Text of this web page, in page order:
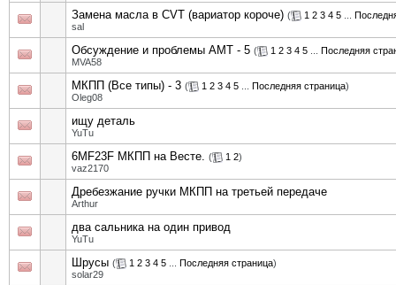
Замена масла в CVT (вариатор короче) ( 1 2 3 4 5
sal
Обсуждение и проблемы АМТ - 5 ( 1 2 3 4 5
Последняя
MVA58
МКПП (Все типы) - 3 ( 1 2 3 4 5 Последняя страница)
Oleg08
ищу деталь
YuTu
6MF23F МКПП на Весте. ( 1 2)
vaz2170
Дребезжание ручки МКПП на третьей передаче
Arthur
два сальника на один привод
YuTu
Шрусы ( 1 2 3 4 5 Последняя страница)
solar29